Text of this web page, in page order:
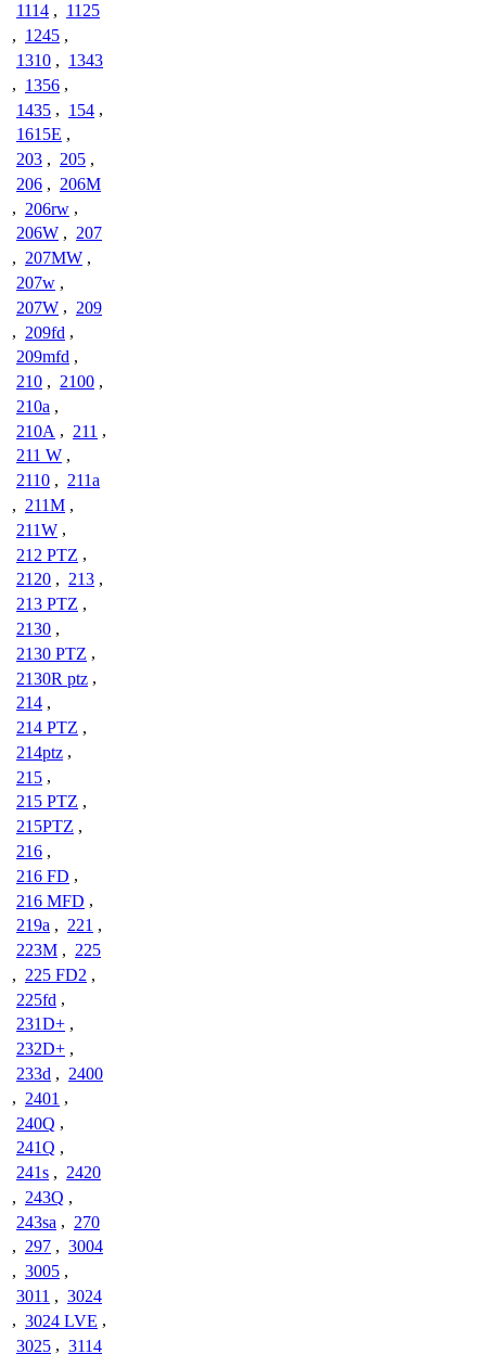
1114 , 1125
, 1245 ,
1310 , 1343
, 1356 ,
1435 , 154 ,
1615E ,
203 , 205 ,
206 , 206M
, 206rw ,
206W , 207
, 207MW ,
207w ,
207W , 209
, 209fd ,
209mfd ,
210 , 2100 ,
210a ,
210A , 211 ,
211 W ,
2110 , 211a
, 211M ,
211W ,
212 PTZ ,
2120 , 213 ,
213 PTZ ,
2130 ,
2130 PTZ ,
2130R ptz ,
214 ,
214 PTZ ,
214ptz ,
215 ,
215 PTZ ,
215PTZ ,
216 ,
216 FD ,
216 MFD ,
219a , 221 ,
223M , 225
, 225 FD2 ,
225fd ,
231D+ ,
232D+ ,
233d , 2400
, 2401 ,
240Q ,
241Q ,
241s , 2420
, 243Q ,
243sa , 270
, 297 , 3004
, 3005 ,
3011 , 3024
, 3024 LVE ,
3025 , 3114